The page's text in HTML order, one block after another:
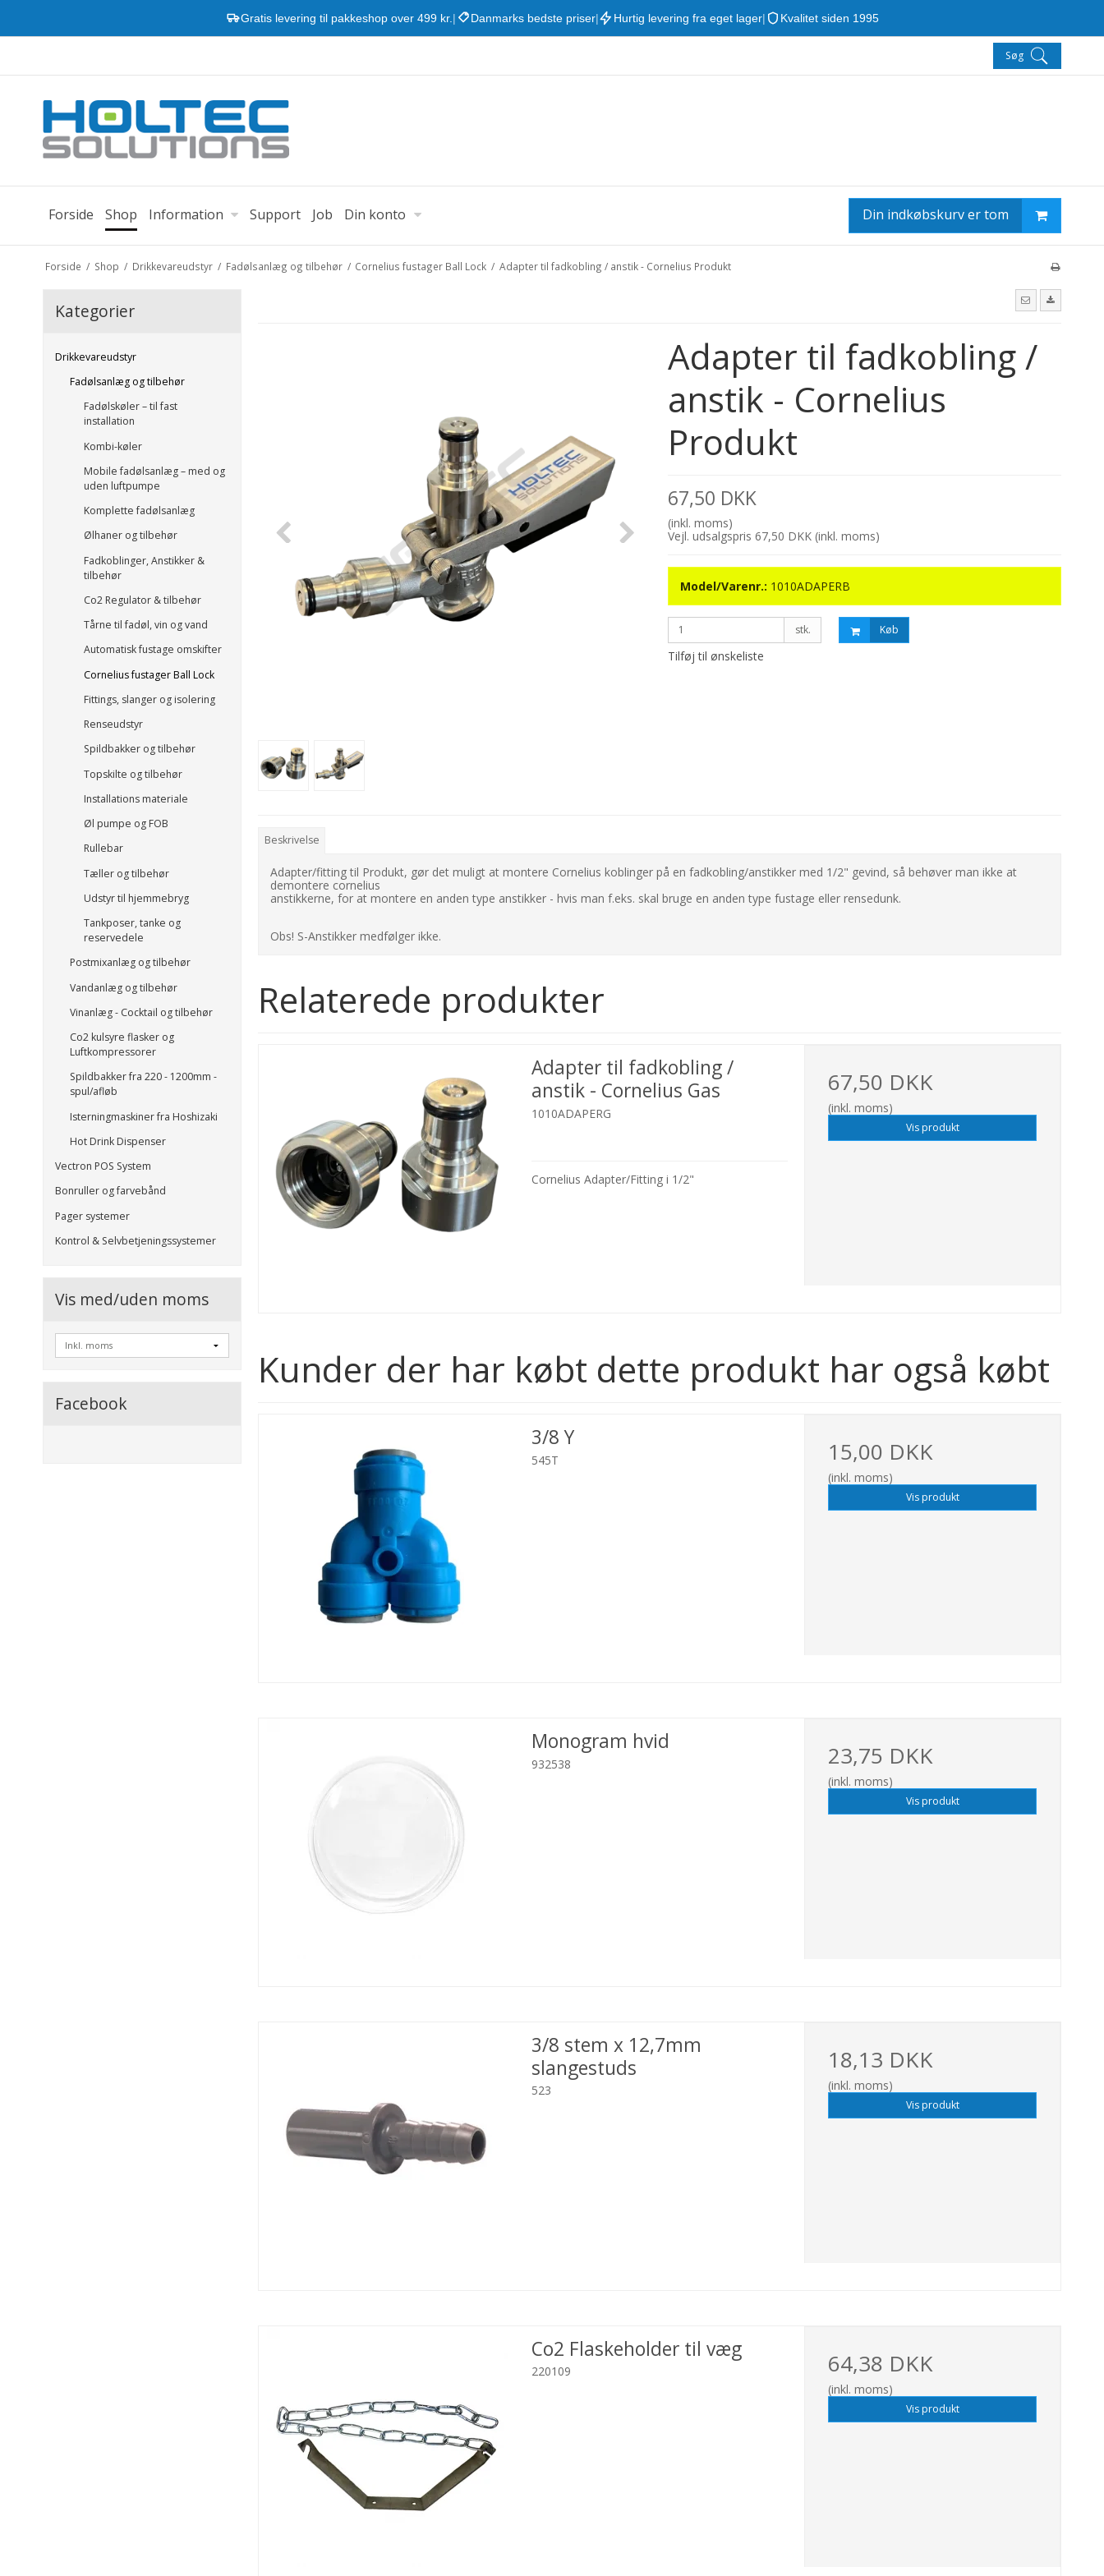
Gratis levering til pakkeshop over 499 kr. | Danmarks bedste priser| Hurtig levering fra eget lager| Kvalitet siden 1995
Søg
Forside Shop Information Support Job Din konto Din indkøbskurv er tom
Forside / Shop / Drikkevareudstyr / Fadølsanlæg og tilbehør / Cornelius fustager Ball Lock / Adapter til fadkobling / anstik - Cornelius Produkt
Kategorier
Drikkevareudstyr
Fadølsanlæg og tilbehør
Fadølskøler – til fast
installation
Kombi-køler
Mobile fadølsanlæg – med og
uden luftpumpe
Komplette fadølsanlæg
Ølhaner og tilbehør
Fadkoblinger, Anstikker &
tilbehør
Co2 Regulator & tilbehør
Tårne til fadøl, vin og vand
Automatisk fustage omskifter
Cornelius fustager Ball Lock
Fittings, slanger og isolering
Renseudstyr
Spildbakker og tilbehør
Topskilte og tilbehør
Installations materiale
Øl pumpe og FOB
Rullebar
Tæller og tilbehør
Udstyr til hjemmebryg
Tankposer, tanke og
reservedele
Postmixanlæg og tilbehør
Vandanlæg og tilbehør
Vinanlæg - Cocktail og tilbehør
Co2 kulsyre flasker og
Luftkompressorer
Spildbakker fra 220 - 1200mm -
spul/afløb
Isterningmaskiner fra Hoshizaki
Hot Drink Dispenser
Vectron POS System
Bonruller og farvebånd
Pager systemer
Kontrol & Selvbetjeningssystemer
Vis med/uden moms
Facebook
Adapter til fadkobling /
anstik - Cornelius
Produkt
67,50 DKK
(inkl. moms)
Vejl. udsalgspris 67,50 DKK (inkl. moms)
Model/Varenr.: 1010ADAPERB
stk. Køb
Tilføj til ønskeliste
Beskrivelse
Adapter/fitting til Produkt, gør det muligt at montere Cornelius koblinger på en fadkobling/anstikker med 1/2" gevind, så behøver man ikke at
demontere cornelius
anstikkerne, for at montere en anden type anstikker - hvis man f.eks. skal bruge en anden type fustage eller rensedunk.
Obs! S-Anstikker medfølger ikke.
Relaterede produkter
Adapter til fadkobling /
anstik - Cornelius Gas
1010ADAPERG
Cornelius Adapter/Fitting i 1/2"
67,50 DKK
(inkl. moms)
Vis produkt
Kunder der har købt dette produkt har også købt
3/8 Y
545T 15,00 DKK
(inkl. moms)
Vis produkt
Monogram hvid
932538 23,75 DKK
(inkl. moms)
Vis produkt
3/8 stem x 12,7mm
slangestuds
523
18,13 DKK
(inkl. moms)
Vis produkt
Co2 Flaskeholder til væg
220109 64,38 DKK
(inkl. moms)
Vis produkt